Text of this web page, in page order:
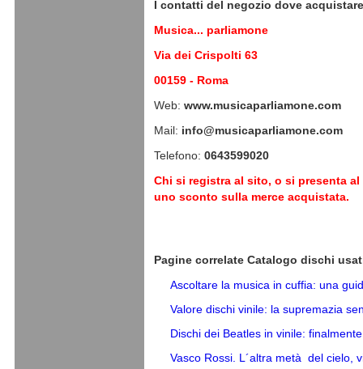
I contatti del negozio dove
Musica... parliamone
Via dei Crispolti 63
00159 - Roma
Web: www.musicaparliamone.com
Mail: info@musicaparliamone.com
Telefono: 0643599020
Chi si registra al sito, o si presenta al
uno sconto sulla merce acquistata.
Pagine correlate Catalogo dischi
Ascoltare la musica in cuffia: una
Valore dischi vinile: la supremazia
Dischi dei Beatles in vinile:
Vasco Rossi. L´altra metà del cielo,